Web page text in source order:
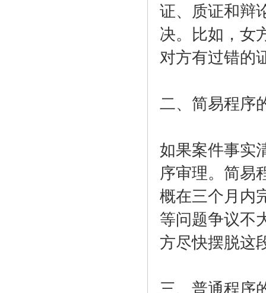
证、质证和辩
决。比如，女
对方有过错的
二、简易程序
如果案件事实
序审理。简易
概在三个月内
等问题争议不
方尽快摆脱这
三、普通程序